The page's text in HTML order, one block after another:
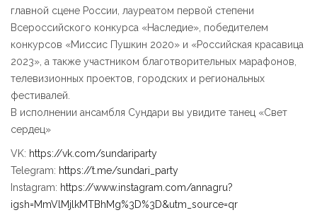
главной сцене России, лауреатом первой степени
Всероссийского конкурса «Наследие», победителем
конкурсов «Миссис Пушкин 2020» и «Российская красавица
2023», а также участником благотворительных марафонов,
телевизионных проектов, городских и региональных
фестивалей.
В исполнении ансамбля Сундари вы увидите танец «Свет
сердец»
VK: https://vk.com/sundariparty
Telegram: https://t.me/sundari_party
Instagram: https://www.instagram.com/annagru?
igsh=MmVlMjlkMTBhMg%3D%3D&utm_source=qr